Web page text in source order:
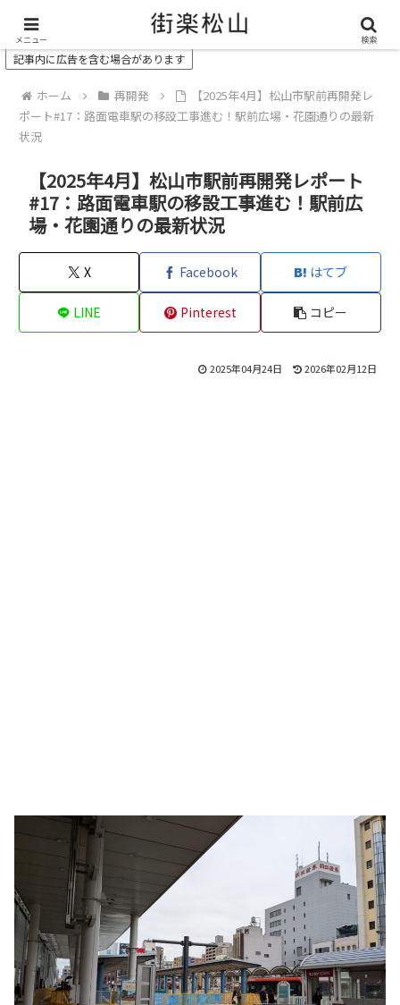
＼ 松山の街を“オモシロク”する地域情報メディア ／
記事内に広告を含む場合があります
ホーム 再開発
【2025年4月】松山市駅前再開発レ
ポート#17：路面電車駅の移設工事進む！駅前広場・花園通りの最新
状況
【2025年4月】松山市駅前再開発レポート
#17：路面電車駅の移設工事進む！駅前広
場・花園通りの最新状況
X Facebook はてブ
LINE Pinterest コピー
2025年04月24日 2026年02月12日
メニュー 検索